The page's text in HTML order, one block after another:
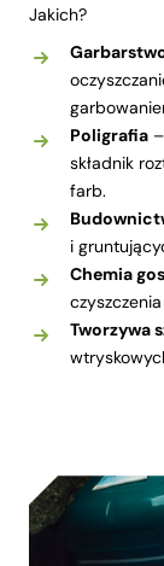
Jakich?
Poligrafia
składnik
farb.
i
Chemia
Tworzywa